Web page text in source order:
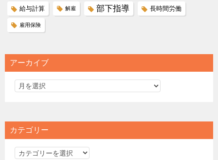
給与計算 解雇 部下指導 長時間労働
雇用保険
アーカイブ
カテゴリー
カ